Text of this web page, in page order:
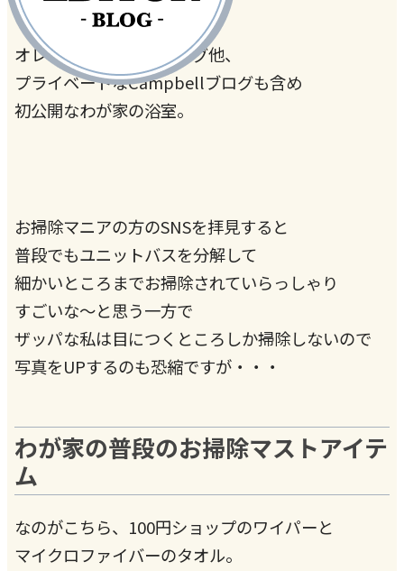
オレペエディターのブログ他、
プライベートなCampbellブログも含め
初公開なわが家の浴室。
お掃除マニアの方のSNSを拝見すると
普段でもユニットバスを分解して
細かいところまでお掃除されていらっしゃり
すごいな〜と思う一方で
ザッパな私は目につくところしか掃除しないので
写真をUPするのも恐縮ですが・・・
わが家の普段のお掃除マストアイテ
ム
なのがこちら、100円ショップのワイパーと
マイクロファイバーのタオル。